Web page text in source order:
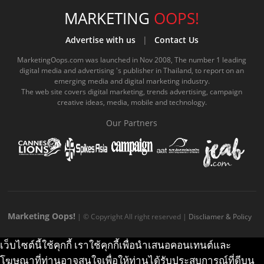
e
b
o
o
k
c
o
t
u
b
e
.
o
o
m
e
m
e
t
a
g
r
a
.
t
o
k
.
c
m
MARKETING OOPS!
Advertise with us| Contact Us
MarketingOops.com was launched in Nov 2008, The number 1 leading
digital media and advertising 's publisher in Thailand, to report on an
emerging media and digital marketing industry.
The web site covers digital marketing, trends advertising, campaign
creative ideas, media, mobile and technology.
Our Partners
Marketing Oops! | © Copyright All right reserved | Discliamer & Policy
เว็บไซต์นี้ใช้คุกกี้ เราใช้คุกกี้เพื่อนำเสนอคอนเทนต์และ
โฆษณาที่ท่านอาจสนใจเพื่อให้ท่านได้รับประสบการณ์ที่ดีบน